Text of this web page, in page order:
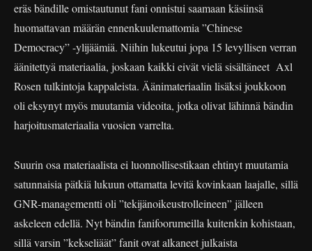
eräs bändille omistautunut fani onnistui saamaan käsiinsä
huomattavan määrän ennenkuulemattomia ”Chinese
Democracy” -ylijäämiä. Niihin lukeutui jopa 15 levyllisen verran
äänitettyä materiaalia, joskaan kaikki eivät vielä sisältäneet Axl
Rosen tulkintoja kappaleista. Äänimateriaalin lisäksi joukkoon
oli eksynyt myös muutamia videoita, jotka olivat lähinnä bändin
harjoitusmateriaalia vuosien varrelta.
Suurin osa materiaalista ei luonnollisestikaan ehtinyt muutamia
satunnaisia pätkiä lukuun ottamatta levitä kovinkaan laajalle, sillä
GNR-managementti oli ”tekijänoikeustrolleineen” jälleen
askeleen edellä. Nyt bändin fanifoorumeilla kuitenkin kohistaan,
sillä varsin ”kekseliäät” fanit ovat alkaneet julkaista